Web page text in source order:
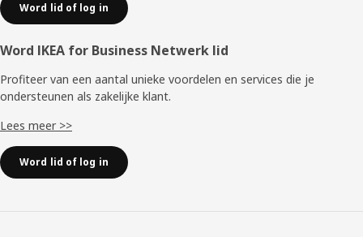
Word lid of log in
Word IKEA for Business Netwerk lid
Profiteer van een aantal unieke voordelen en services die je
ondersteunen als zakelijke klant.
Lees meer >>
Word lid of log in